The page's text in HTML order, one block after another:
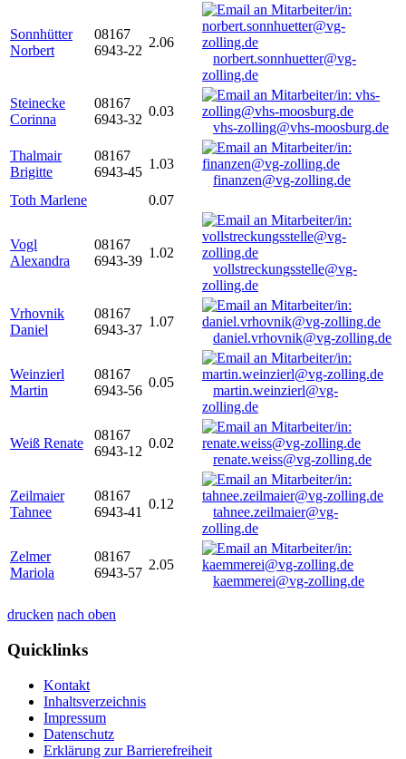
Sonnhütter
Norbert
08167
6943-22
2.06
norbert.sonnhuetter@vg-
zolling.de
Steinecke
Corinna
08167
6943-32
0.03
vhs-zolling@vhs-moosburg.de
Thalmair
Brigitte
08167
6943-45
1.03
finanzen@vg-zolling.de
Toth Marlene
0.07
Vogl
Alexandra
08167
6943-39
1.02
vollstreckungsstelle@vg-
zolling.de
Vrhovnik
Daniel
08167
6943-37
1.07
daniel.vrhovnik@vg-zolling.de
Weinzierl
Martin
08167
6943-56
0.05
martin.weinzierl@vg-
zolling.de
Weiß Renate
08167
6943-12
0.02
renate.weiss@vg-zolling.de
Zeilmaier
Tahnee
08167
6943-41
0.12
tahnee.zeilmaier@vg-
zolling.de
Zelmer
Mariola
08167
6943-57
2.05
kaemmerei@vg-zolling.de
drucken nach oben
Quicklinks
Kontakt
Inhaltsverzeichnis
Impressum
Datenschutz
Erklärung zur Barrierefreiheit